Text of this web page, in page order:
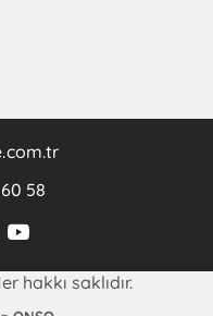
58
hakkı saklıdır.